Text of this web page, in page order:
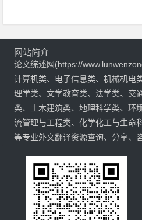
网站简介
论文综述网(https://
计算机类、电子信息类、机械机电
理学类、文学教育类、法学类、交
类、土木建筑类、地理科学类、环
流管理与工程类、化学化工与生命
等专业外文翻译资源查询、分享、